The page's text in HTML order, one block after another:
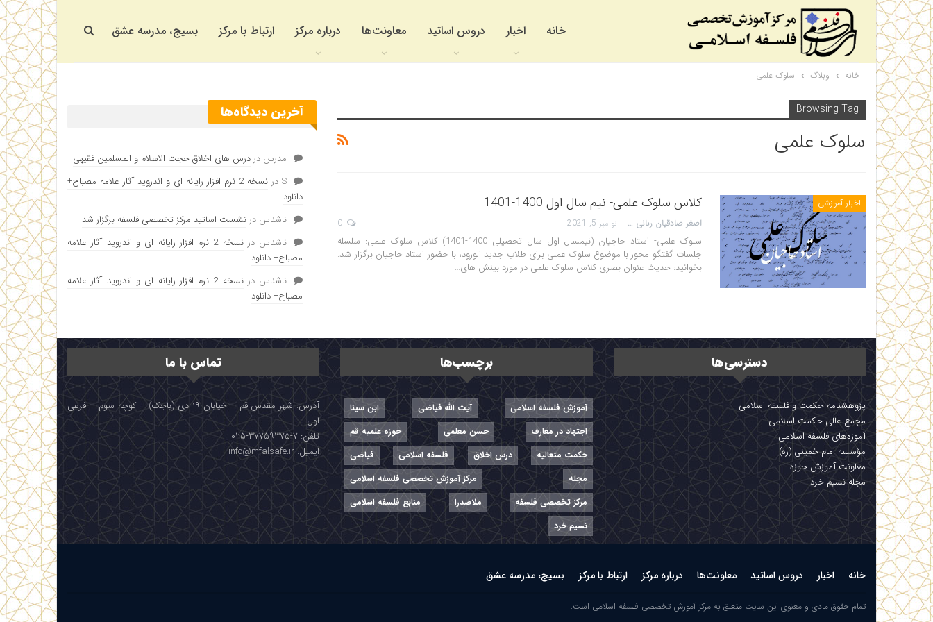
خانه اخبار دروس اساتید معاونت‌ها درباره مرکز ارتباط با مرکز بسیج، مدرسه عشق
خانه وبلاگ سلوک علمی
Browsing Tag
سلوک علمی
اخبار آموزشی کلاس سلوک علمی- نیم سال اول 1400-1401
اصغر صادقیان رنانی نوامبر 5, 2021
سلوک علمی- استاد حاجیان (نیمسال اول سال تحصیلی 1400-1401) کلاس سلوک علمی: سلسله
جلسات گفتگو محور با موضوع سلوک عملی برای طلاب جدید الورود، با حضور استاد حاجیان برگزار شد.
بخوانید: حدیث عنوان بصری کلاس سلوک علمی در مورد بینش های…
آخرین دیدگاه‌ها
مدرس در درس های اخلاق حجت الاسلام و المسلمین فقیهی
Sدر
نسخه 2 نرم افزار رایانه ای و اندروید آثار علامه مصباح+
دانلود
ناشناس در نشست اساتید مرکز تخصصی فلسفه برگزار شد
ناشناس در
نسخه 2 نرم افزار رایانه ای و اندروید آثار علامه
مصباح+ دانلود
ناشناس در
نسخه 2 نرم افزار رایانه ای و اندروید آثار علامه
مصباح+ دانلود
دسترسی‌ها
پژوهشنامه حکمت و فلسفه اسلامی
مجمع عالی حکمت اسلامی
آموزه‌های فلسفه اسلامی
مؤسسه امام خمینی (ره)
معاونت آموزش حوزه
مجله نسیم خرد
برچسب‌ها
آموزش فلسفه اسلامی آیت الله فیاضی
ابن سینا
اجتهاد در معارف
حسن معلمی
حوزه علمیه قم
حکمت متعالیه
درس اخلاق فلسفه اسلامی
فیاضی
مجله
مرکز آموزش تخصصی فلسفه اسلامی
مرکز تخصصی فلسفه
ملاصدرا
منابع فلسفه اسلامی
نسیم خرد
تماس با ما
آدرس: شهر مقدس قم – خیابان ۱۹ دی (باجک) – کوچه سوم – فرعی
اول
تلفن: ۷-۳۷۷۵۹۳۷۵-۰۲۵
ایمیل: info@mfalsafe.ir
خانه اخبار دروس اساتید معاونت‌ها درباره مرکز ارتباط با مرکز بسیج، مدرسه عشق
تمام حقوق مادی و معنوی این سایت متعلق به مرکز آموزش تخصصی فلسفه اسلامی است.